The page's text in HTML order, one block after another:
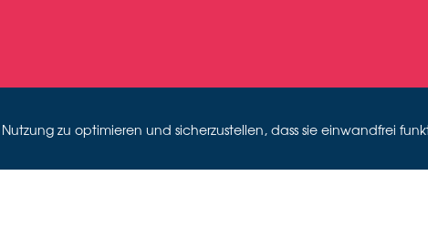
zu optimieren und sicherzustellen, dass sie einwandfrei